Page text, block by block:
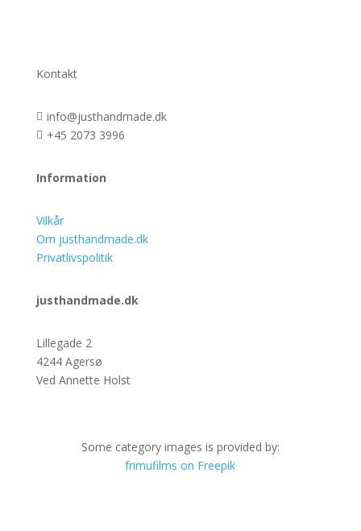
Kontakt
 info@justhandmade.dk
 +45 2073 3996
Information
Vilkår
Om justhandmade.dk
Privatlivspolitik
justhandmade.dk
Lillegade 2
4244 Agersø
Ved Annette Holst
Some category images is provided by:
frimufilms on Freepik